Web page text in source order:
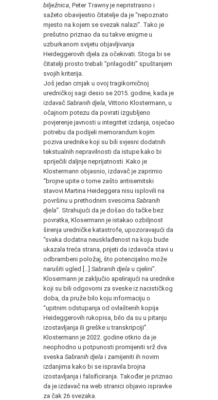
bilježnica , Peter Trawny je nepristrasno i
sažeto obavijestio čitatelje da je “nepoznato
mjesto na kojem se svezak nalazi”. Tako je
prešutno priznao da su takve enigme u
uzburkanom svijetu objavljivanja
Heideggerovih djela za očekivati. Stoga bi se
čitatelji prosto trebali “prilagoditi” spuštanjem
svojih kriterija.
Još jedan crnjak u ovoj tragikomičnoj
uredničkoj sagi desio se 2015. godine, kada je
izdavač Sabranih djela , Vittorio Klostermann, u
očajnom potezu da povrati izgubljeno
povjerenje javnosti u integritet izdanja, osjećao
potrebu da podijeli memorandum kojim
poziva urednike koji su bili svjesni dodatnih
tekstualnih nepravilnosti da istupe kako bi
spriječili daljnje neprijatnosti. Kako je
Klostermann objasnio, izdavač je zaprimio
“brojne upite o tome zašto antisemitski
stavovi Martina Heideggera nisu isplovili na
površinu u prethodnim svescima Sabranih
djela”. Strahujući da je došao do tačke bez
povratka, Klosermann je istakao ozbiljnost
širenja uredničke katastrofe, upozoravajući da
“svaka dodatna neusklađenost na koju bude
ukazala treća strana, prijeti da izdavača stavi u
odbrambeni položaj, što potencijalno može
narušiti ugled [...] Sabranih djela u cjelini”.
Klosermann je zaključio apelirajući na urednike
koji su bili odgovorni za sveske iz nacističkog
doba, da pruže bilo koju informaciju o
“upitnim odstupanja od ovlaštenih kopija
Heideggerovih rukopisa, bilo da su u pitanju
izostavljanja ili greške u transkripciji”.
Klostermann je 2022. godine otkrio da je
neophodno u potpunosti promijeniti srž dva
sveska Sabranih djela i zamijeniti ih novim
izdanjima kako bi se ispravila brojna
izostavljanja i falsificiranja. Također je priznao
da je izdavač na web stranici objavio ispravke
za čak 26 svezaka.